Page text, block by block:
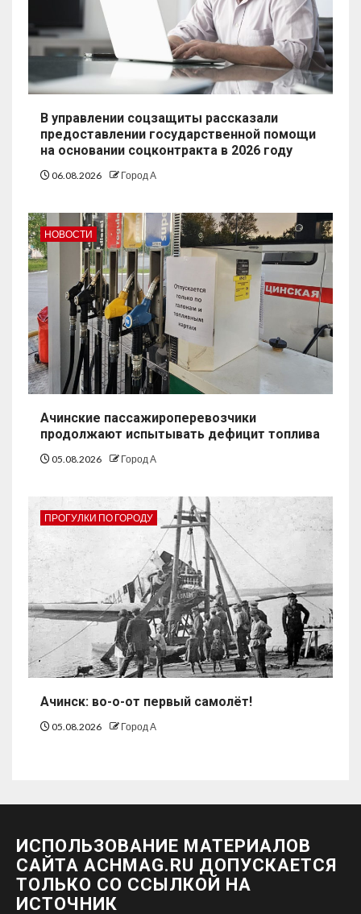
В управлении соцзащиты рассказали
предоставлении государственной помощи
на основании соцконтракта в 2026 году
06.08.2026 Город А
НОВОСТИ
Ачинские пассажироперевозчики
продолжают испытывать дефицит топлива
05.08.2026 Город А
ПРОГУЛКИ ПО ГОРОДУ
Ачинск: во-о-от первый самолёт!
05.08.2026 Город А
ИСПОЛЬЗОВАНИЕ МАТЕРИАЛОВ
САЙТА ACHMAG.RU ДОПУСКАЕТСЯ
ТОЛЬКО СО ССЫЛКОЙ НА
ИСТОЧНИК